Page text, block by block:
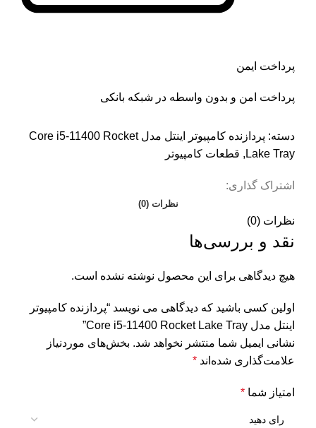
پرداخت ایمن
پرداخت امن و بدون واسطه در شبکه بانکی
دسته:
پردازنده کامپیوتر اینتل مدل Core i5-11400 Rocket
Lake Tray
, قطعات کامپیوتر
اشتراک گذاری:
نظرات (0)
نظرات (0)
نقد و بررسی‌ها
هیچ دیدگاهی برای این محصول نوشته نشده است.
اولین کسی باشید که دیدگاهی می نویسد “پردازنده کامپیوتر
اینتل مدل Core i5-11400 Rocket Lake Tray”
نشانی ایمیل شما منتشر نخواهد شد. بخش‌های موردنیاز
علامت‌گذاری شده‌اند *
امتیاز شما *